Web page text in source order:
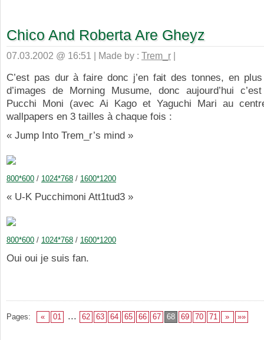
Chico And Roberta Are Gheyz
07.03.2002 @ 16:51 | Made by : Trem_r |
C’est pas dur à faire donc j’en fait des tonnes, en
d’images de Morning Musume, donc aujourd’hui
Pucchi Moni (avec Ai Kago et Yaguchi Mari au
wallpapers en 3 tailles à chaque fois :
« Jump Into Trem_r’s mind »
800*600 / 1024*768 / 1600*1200
« U-K Pucchimoni Att1tud3 »
800*600 / 1024*768 / 1600*1200
Oui oui je suis fan.
Pages: « 01 ... 62 63 64 65 66 67 68 69 70 71 » »»